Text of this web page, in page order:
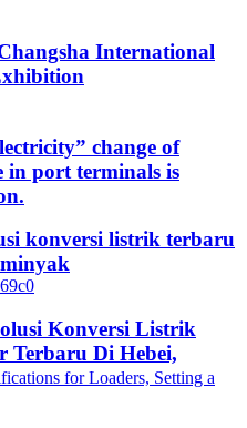
International
change of
in port terminals is
konversi listrik terbaru
Konversi Listrik
Terbaru Di Hebei,